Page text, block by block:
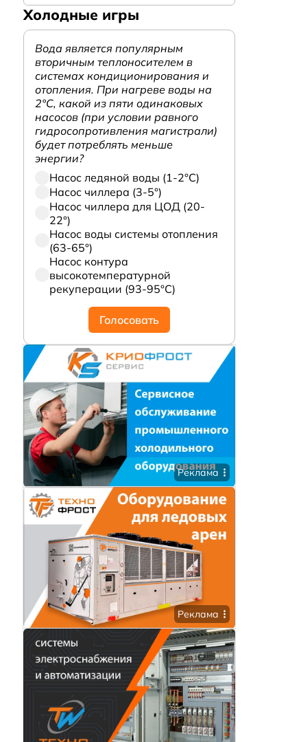
Холодные игры
Вода является популярным
вторичным теплоносителем в
системах кондиционирования и
отопления. При нагреве воды на
2°С, какой из пяти одинаковых
насосов (при условии равного
гидросопротивления магистрали)
будет потреблять меньше
энергии?
Насос ледяной воды (1-2°С)
Насос чиллера (3-5°)
Насос чиллера для ЦОД (20-
22°)
Насос воды системы отопления
(63-65°)
Насос контура
высокотемпературной
рекуперации (93-95°С)
Голосовать
Реклама
Реклама